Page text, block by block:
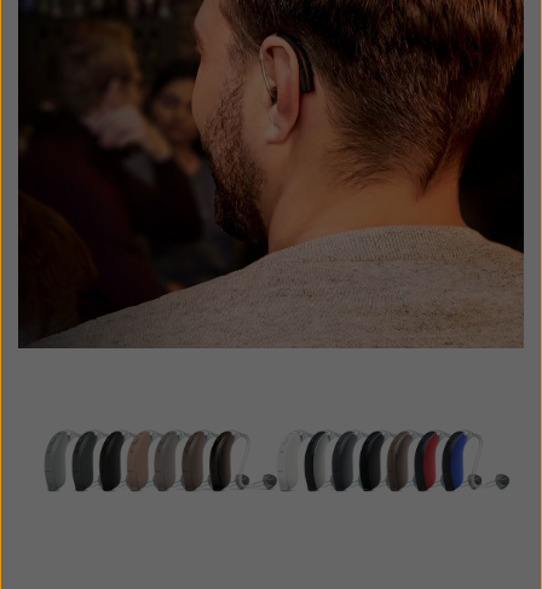
Schweiz Suisse
Suomi Sverige
Türkçe United Kingdom
Österreich
日本